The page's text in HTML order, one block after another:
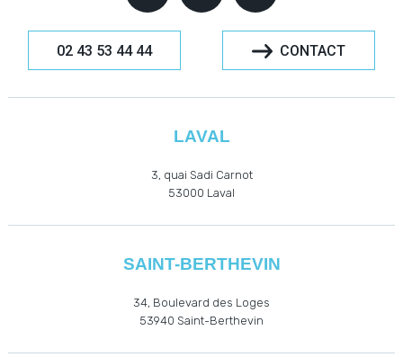
02 43 53 44 44 CONTACT
LAVAL
3, quai Sadi Carnot
53000 Laval
SAINT-BERTHEVIN
34, Boulevard des Loges
53940 Saint-Berthevin